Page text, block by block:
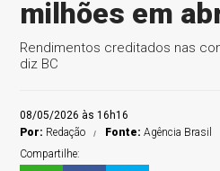
milhões em
Rendimentos creditados nas
diz BC
08/05/2026 às 16h16
Por: Redação Fonte:Agência Brasil
Compartilhe: